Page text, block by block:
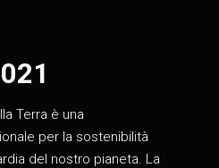
Terra è una
per la sostenibilità
del nostro pianeta. La